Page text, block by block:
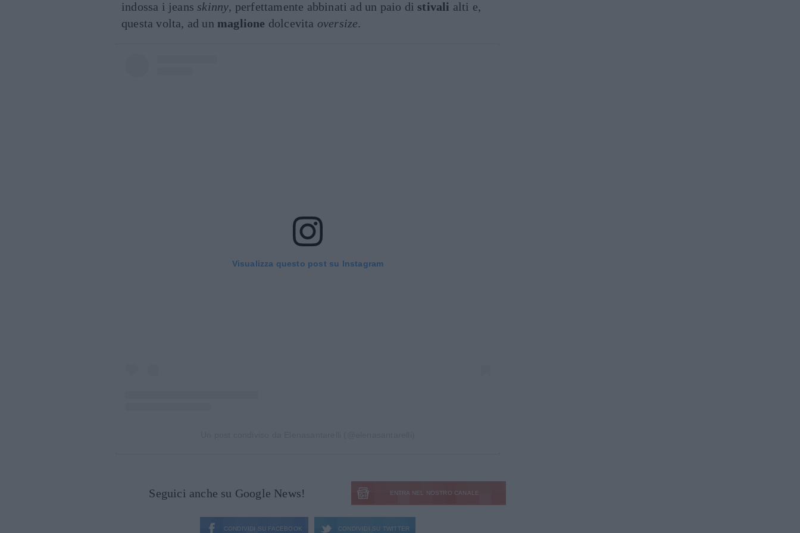
indossa i jeansskinny, perfettamente abbinati ad un paio di stivali alti e,
questa volta, ad un maglione dolcevita oversize.
Visualizza questo post su Instagram
Seguici anche su Google News! ENTRA NEL NOSTRO CANALE
CONDIVIDI SU FACEBOOK CONDIVIDI SU TWITTER